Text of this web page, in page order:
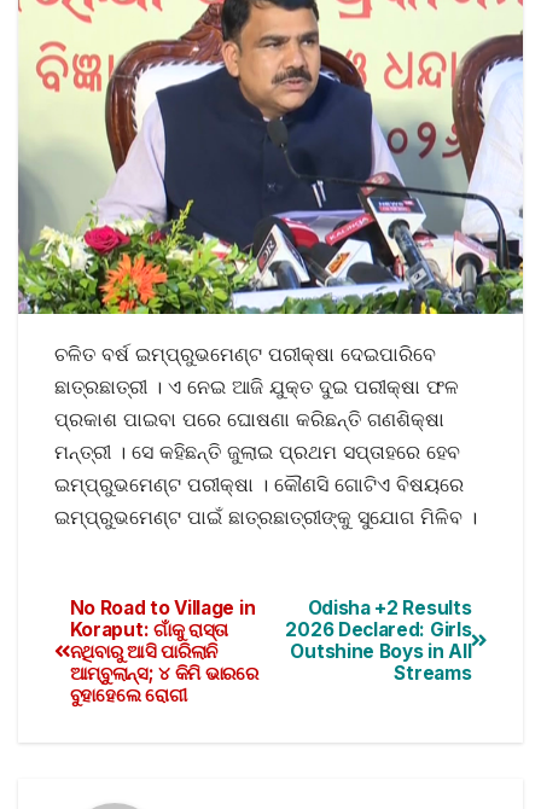
ଚଳିତ ବର୍ଷ ଇମ୍ପ୍ରୁଭମେଣ୍ଟ ପରୀକ୍ଷା ଦେଇପାରିବେ
ଛାତ୍ରଛାତ୍ରୀ । ଏ ନେଇ ଆଜି ଯୁକ୍ତ ଦୁଇ ପରୀକ୍ଷା ଫଳ
ପ୍ରକାଶ ପାଇବା ପରେ ଘୋଷଣା କରିଛନ୍ତି ଗଣଶିକ୍ଷା
ମନ୍ତ୍ରୀ । ସେ କହିଛନ୍ତି ଜୁଲାଇ ପ୍ରଥମ ସପ୍ତାହରେ ହେବ
ଇମ୍ପ୍ରୁଭମେଣ୍ଟ ପରୀକ୍ଷା । କୌଣସି ଗୋଟିଏ ବିଷୟରେ
ଇମ୍ପ୍ରୁଭମେଣ୍ଟ ପାଇଁ ଛାତ୍ରଛାତ୍ରୀଙ୍କୁ ସୁଯୋଗ ମିଳିବ ।
Odisha +2 Results
2026 Declared: Girls
Outshine Boys in All
Streams
No Road to Village in
Koraput: ଗାଁକୁ ରାସ୍ତା
ନଥିବାରୁ ଆସି ପାରିଲାନି
ଆମ୍ବୁଲାନ୍ସ; ୪ କିମି ଭାରରେ
ବୁହାହେଲେ ରୋଗୀ